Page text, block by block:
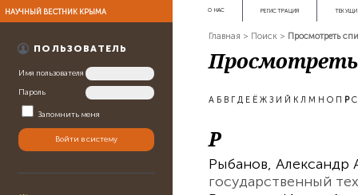
НАУЧНЫЙ ВЕСТНИК КРЫМА
ПОЛЬЗОВАТЕЛЬ
Имя пользователя
Пароль
Запомнить меня
О НАС РЕГИСТРАЦИЯ
Главная > Поиск > Просмотреть
Просмотреть
А Б В Г Д Е Ё Ж З И Й К Л М Н О П Р С
Р
Рыбанов, Александр
государственный